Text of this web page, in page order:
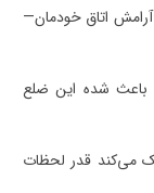
اتاق خودمان—
باعث شده این ضلع
می‌کند قدر لحظات